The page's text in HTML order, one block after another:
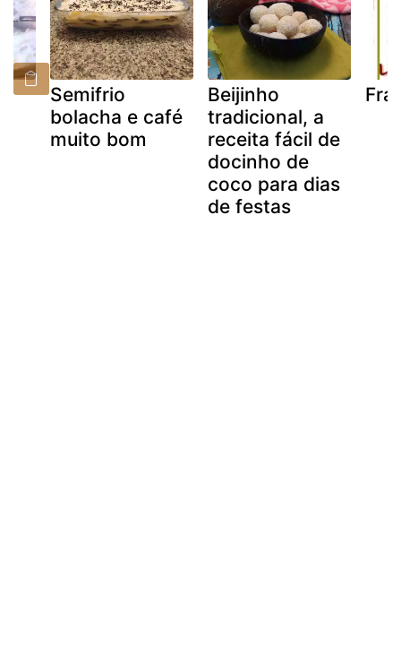
Semifrio
bolacha e café
muito bom
Beijinho
tradicional, a
receita fácil de
docinho de
coco para dias
de festas